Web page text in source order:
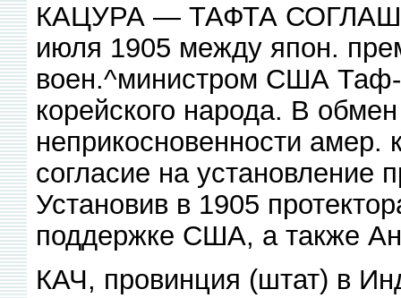
КАЦУРА — ТАФТА
июля 1905 между япон.
воен.^министром США Таф-
корейского народа. В
неприкосновенности
согласие на установление
Установив в 1905
поддержке США, а также
КАЧ, провинция (штат) в